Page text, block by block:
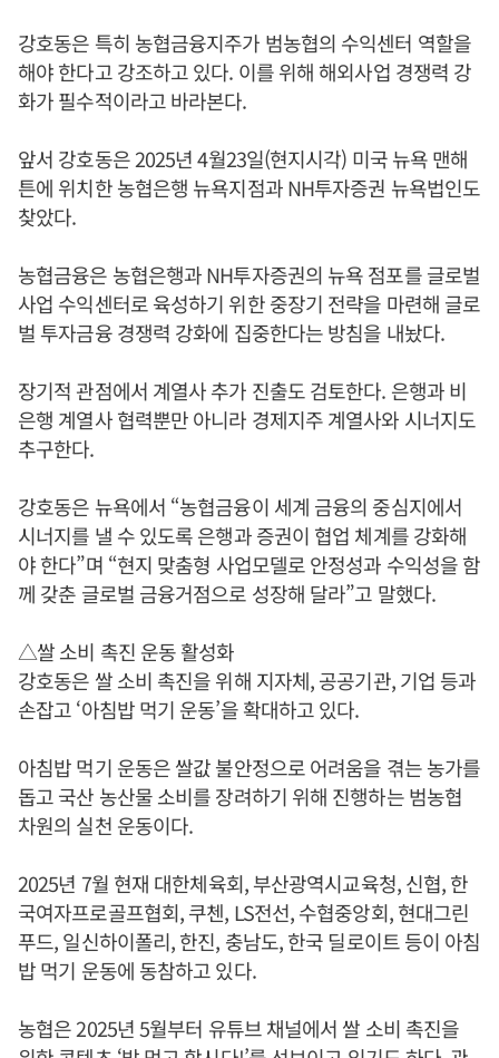
강호동은 특히 농협금융지주가 범농협의 수익센터 역할을
해야 한다고 강조하고 있다. 이를 위해 해외사업 경쟁력 강
화가 필수적이라고 바라본다.
앞서 강호동은 2025년 4월23일(현지시각) 미국 뉴욕 맨해
튼에 위치한 농협은행 뉴욕지점과 NH투자증권 뉴욕법인도
찾았다.
농협금융은 농협은행과 NH투자증권의 뉴욕 점포를 글로벌
사업 수익센터로 육성하기 위한 중장기 전략을 마련해 글로
벌 투자금융 경쟁력 강화에 집중한다는 방침을 내놨다.
장기적 관점에서 계열사 추가 진출도 검토한다. 은행과 비
은행 계열사 협력뿐만 아니라 경제지주 계열사와 시너지도
추구한다.
강호동은 뉴욕에서 “농협금융이 세계 금융의 중심지에서
시너지를 낼 수 있도록 은행과 증권이 협업 체계를 강화해
야 한다”며 “현지 맞춤형 사업모델로 안정성과 수익성을 함
께 갖춘 글로벌 금융거점으로 성장해 달라”고 말했다.
△쌀 소비 촉진 운동 활성화
강호동은 쌀 소비 촉진을 위해 지자체, 공공기관, 기업 등과
손잡고 ‘아침밥 먹기 운동’을 확대하고 있다.
아침밥 먹기 운동은 쌀값 불안정으로 어려움을 겪는 농가를
돕고 국산 농산물 소비를 장려하기 위해 진행하는 범농협
차원의 실천 운동이다.
2025년 7월 현재 대한체육회, 부산광역시교육청, 신협, 한
국여자프로골프협회, 쿠첸, LS전선, 수협중앙회, 현대그린
푸드, 일신하이폴리, 한진, 충남도, 한국 딜로이트 등이 아침
밥 먹기 운동에 동참하고 있다.
농협은 2025년 5월부터 유튜브 채널에서 쌀 소비 촉진을